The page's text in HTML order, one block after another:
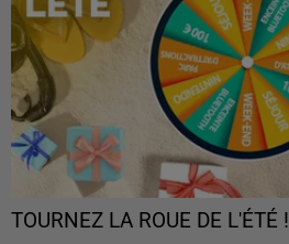
TOURNEZ LA ROUE DE L'ÉTÉ !